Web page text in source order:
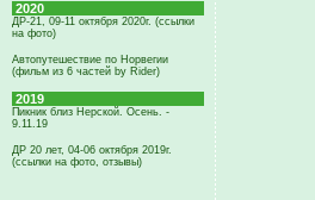
2020
ДР-21, 09-11 октября 2020г. (ссылки
на фото)
Автопутешествие по Норвегии
(фильм из 6 частей by Rider)
2019
Пикник близ Нерской. Осень. -
9.11.19
ДР 20 лет, 04-06 октября 2019г.
(ссылки на фото, отзывы)